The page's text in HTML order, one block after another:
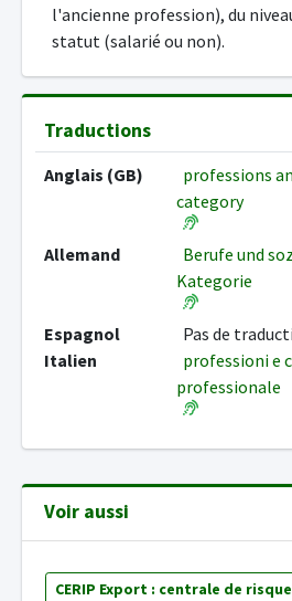
l'ancienne profession), du
statut (salarié ou non).
Traductions
Anglais (GB)
professions
category
Allemand
Berufe und
Kategorie
Espagnol
Pas de
Italien
professioni e
professionale
Voir aussi
CERIP Export : centrale de